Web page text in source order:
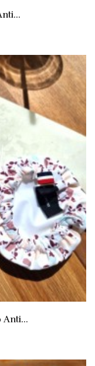
Anti...